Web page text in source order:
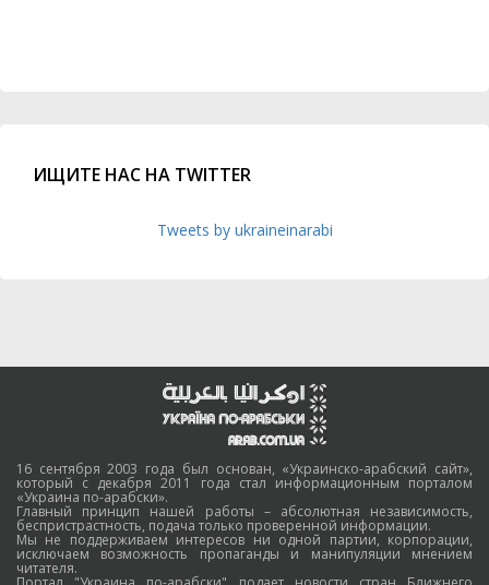
ИЩИТЕ НАС НА TWITTER
Tweets by ukraineinarabi
16 сентября 2003 года был основан, «Украинско-арабский сайт»,
который с декабря 2011 года стал информационным порталом
«Украина по-арабски».
Главный принцип нашей работы – абсолютная независимость,
беспристрастность, подача только проверенной информации.
Мы не поддерживаем интересов ни одной партии, корпорации,
исключаем возможность пропаганды и манипуляции мнением
читателя.